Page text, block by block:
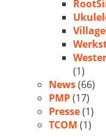
(1)
News(66)
PMP(17)
Presse(1)
TCOM (1)